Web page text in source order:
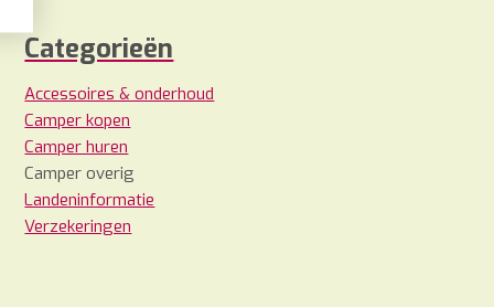
Categorieën
Accessoires & onderhoud
Camper kopen
Camper huren
Camper overig
Landeninformatie
Verzekeringen